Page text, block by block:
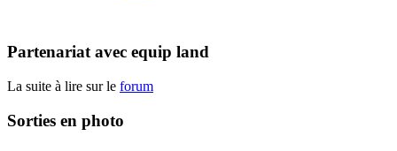
Partenariat avec equip land
La suite à lire sur le forum
Sorties en photo